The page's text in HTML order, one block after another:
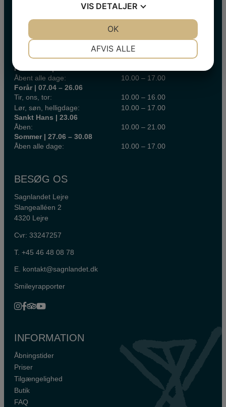
INFORMATION 2026
Påskeferie | 28.03 – 06.04
Åbent alle dage:
10.00 – 17.00
Forår | 07.04 – 26.06
Tir, ons, tor:
10.00 – 16.00
Lør, søn, helligdage:
10.00 – 17.00
Sankt Hans | 23.06
Åben:
10.00 – 21.00
Sommer | 27.06 – 30.08
Åben alle dage:
10.00 – 17.00
BESØG OS
Sagnlandet Lejre
Slangealléen 2
4320 Lejre
Cvr: 33247257
T. +45 46 48 08 78
E. kontakt@sagnlandet.dk
Smileyrapporter
INFORMATION
Åbningstider
Priser
Tilgængelighed
Butik
FAQ
VIS DETALJER
MARKETING STATISTIK
AFVIS ALLE
OK